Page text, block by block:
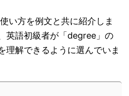
い方を例文と共に紹介しま
英語初級者が「degree」の
理解できるように選んでいま